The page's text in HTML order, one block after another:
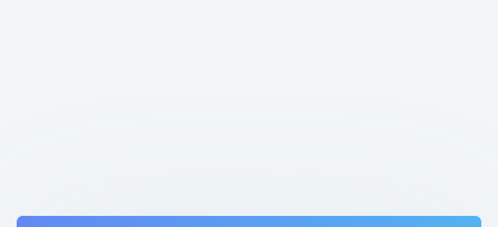
Öppet nu 100 meter